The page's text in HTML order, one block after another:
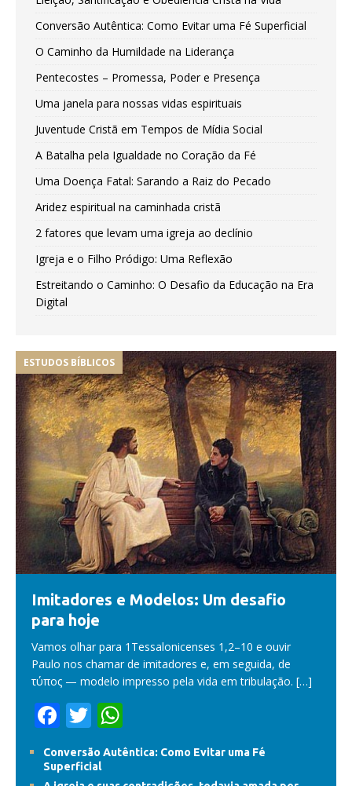
Conversão Autêntica: Como Evitar uma Fé Superficial
O Caminho da Humildade na Liderança
Pentecostes – Promessa, Poder e Presença
Uma janela para nossas vidas espirituais
Juventude Cristã em Tempos de Mídia Social
A Batalha pela Igualdade no Coração da Fé
Uma Doença Fatal: Sarando a Raiz do Pecado
Aridez espiritual na caminhada cristã
2 fatores que levam uma igreja ao declínio
Igreja e o Filho Pródigo: Uma Reflexão
Estreitando o Caminho: O Desafio da Educação na Era
Digital
ESTUDOS BÍBLICOS
Imitadores e Modelos: Um desafio
para hoje
Vamos olhar para 1Tessalonicenses 1,2–10 e ouvir
Paulo nos chamar de imitadores e, em seguida, de
τύπος — modelo impresso pela vida em tribulação. […]
F
e
T
w
itt
h
at
Conversão Autêntica: Como Evitar uma Fé
Superficial